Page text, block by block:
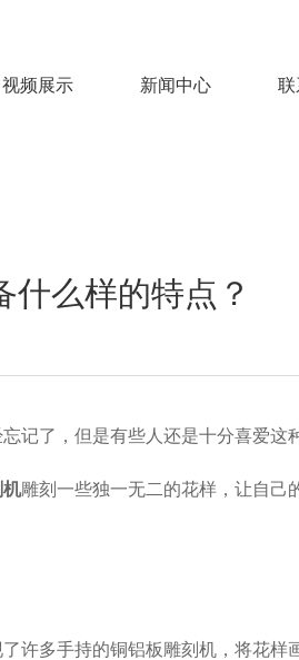
视频展示 新闻中心 联
什么样的特点？
记了，但是有些人还是十分喜爱这
机雕刻一些独一无二的花样，让自己
许多手持的铜铝板雕刻机，将花样